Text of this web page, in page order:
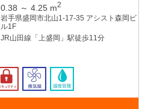
0.38 ～ 4.25 m2
岩手県盛岡市北山1-17-35 アシスト森岡ビ
ル1F
JR山田線「上盛岡」駅徒歩11分